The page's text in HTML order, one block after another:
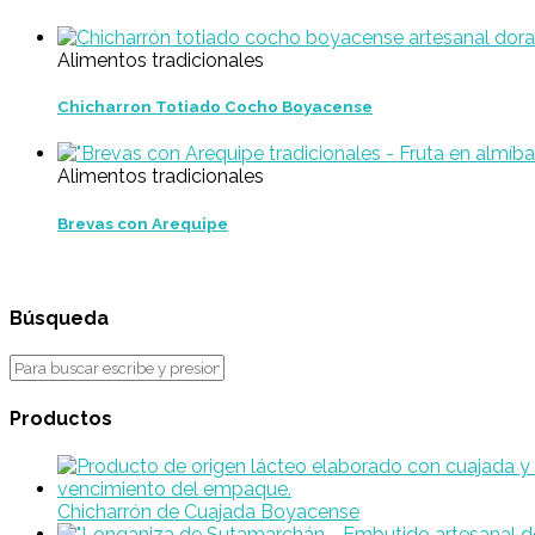
Alimentos tradicionales
Chicharron Totiado Cocho Boyacense
Alimentos tradicionales
Brevas con Arequipe
Búsqueda
Productos
Chicharrón de Cuajada Boyacense